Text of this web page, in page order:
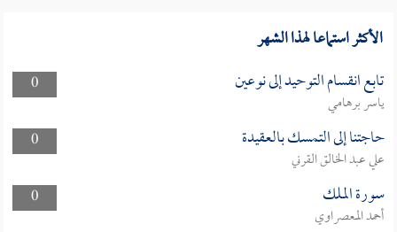
الأكثر استماعا لهذا الشهر
0 تابع انقسام التوحيد إلى نوعين
ياسر برهامي
0
حاجتنا إلى التمسك بالعقيدة
علي عبد الخالق القرني
0
سورة الملك
أحمد المعصراوي